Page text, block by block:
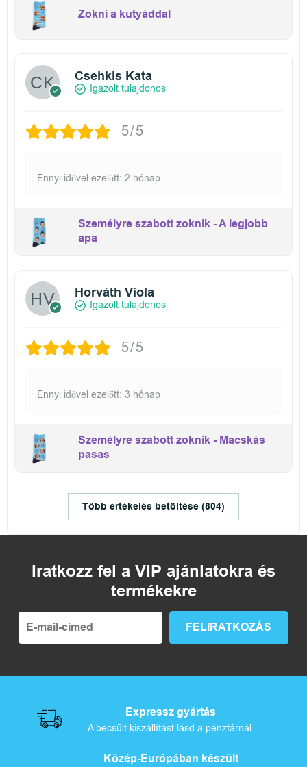
Zokni a kutyáddal
Csehkis Kata
Igazolt tulajdonos
5/5
Ennyi idővel ezelőtt: 2 hónap
Személyre szabott zoknik - A legjobb
apa
Horváth Viola
Igazolt tulajdonos
5/5
Ennyi idővel ezelőtt: 3 hónap
Személyre szabott zoknik - Macskás
pasas
Több értékelés betöltése (804)
Iratkozz fel a VIP ajánlatokra és
termékekre
Expressz gyártás
A becsült kiszállítást lásd a pénztárnál.
Közép-Európában készült